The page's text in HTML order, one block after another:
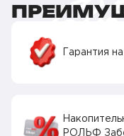
Гарантия
РОЛЬФ